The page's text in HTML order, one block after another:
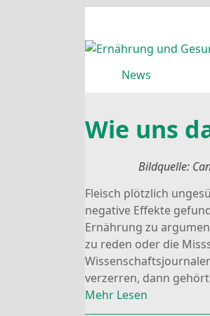
News
Wie uns
Bildquelle:
Fleisch plötzlich
negative Effekte
Ernährung zu
zu reden oder die
verzerren, dann
Mehr Lesen